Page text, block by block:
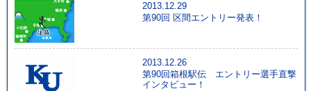
2013.12.29
第90回 区間エントリー発表！
2013.12.26
第90回箱根駅伝 エントリー選手直撃
インタビュー！